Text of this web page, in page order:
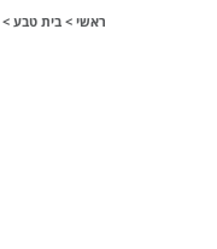
ראשי > בית טבע >